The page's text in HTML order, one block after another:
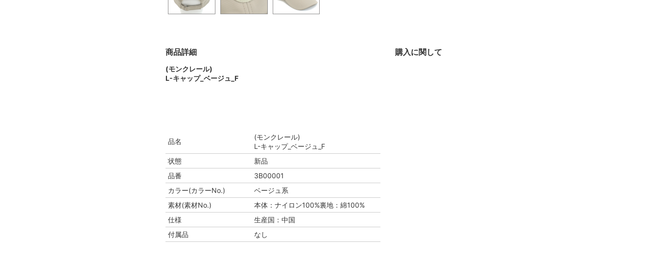
商品詳細 購入に関して
(モンクレール)
L-キャップ_ベージュ_F
品名
(モンクレール)
L-キャップ_ベージュ_F
状態
新品
品番
3B00001
カラー(カラーNo.)
ベージュ系
素材(素材No.)
本体：ナイロン100%裏地：綿100%
仕様
生産国：中国
付属品
なし